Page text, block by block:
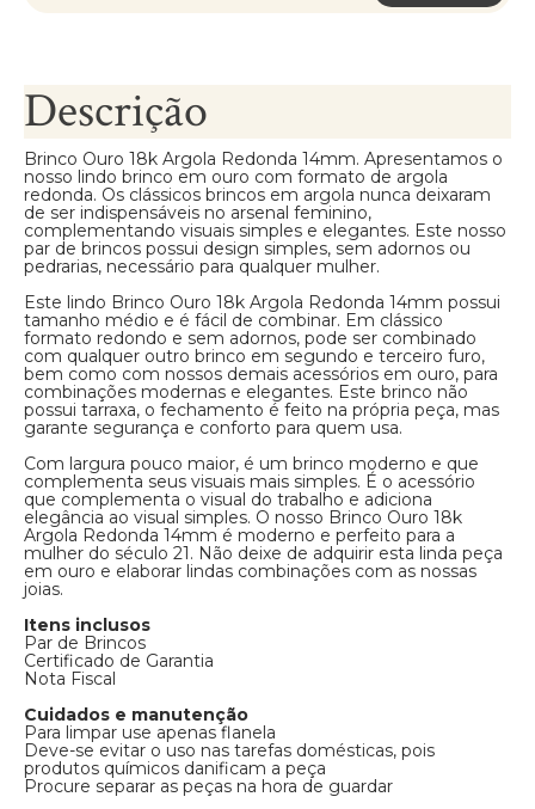
Descrição
Brinco Ouro 18k Argola Redonda 14mm. Apresentamos o
nosso lindo brinco em ouro com formato de argola
redonda. Os clássicos brincos em argola nunca deixaram
de ser indispensáveis no arsenal feminino,
complementando visuais simples e elegantes. Este nosso
par de brincos possui design simples, sem adornos ou
pedrarias, necessário para qualquer mulher.
Este lindo Brinco Ouro 18k Argola Redonda 14mm possui
tamanho médio e é fácil de combinar. Em clássico
formato redondo e sem adornos, pode ser combinado
com qualquer outro brinco em segundo e terceiro furo,
bem como com nossos demais acessórios em ouro, para
combinações modernas e elegantes. Este brinco não
possui tarraxa, o fechamento é feito na própria peça, mas
garante segurança e conforto para quem usa.
Com largura pouco maior, é um brinco moderno e que
complementa seus visuais mais simples. É o acessório
que complementa o visual do trabalho e adiciona
elegância ao visual simples. O nosso Brinco Ouro 18k
Argola Redonda 14mm é moderno e perfeito para a
mulher do século 21. Não deixe de adquirir esta linda peça
em ouro e elaborar lindas combinações com as nossas
joias.
Itens inclusos
Par de Brincos
Certificado de Garantia
Nota Fiscal
Cuidados e manutenção
Para limpar use apenas flanela
Deve-se evitar o uso nas tarefas domésticas, pois
produtos químicos danificam a peça
Procure separar as peças na hora de guardar